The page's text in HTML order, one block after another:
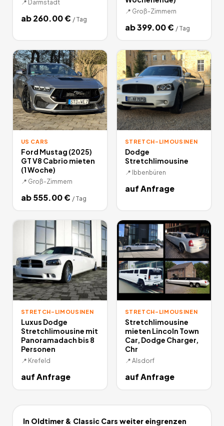
📍 Darmstadt
ab260.00€ / Tag
📍 Groß-Zimmern
ab399.00€ / Tag
US CARS
Ford Mustag (2025)
GT V8 Cabrio mieten
(1 Woche)
📍 Groß-Zimmern
ab555.00€ / Tag
STRETCH-LIMOUSINEN
Dodge
Stretchlimousine
📍 Ibbenbüren
auf Anfrage
STRETCH-LIMOUSINEN
Luxus Dodge
Stretchlimousine mit
Panoramadach bis 8
Personen
📍 Krefeld
auf Anfrage
STRETCH-LIMOUSINEN
Stretchlimousine
mieten Lincoln Town
Car, Dodge Charger,
Chr
📍 Alsdorf
auf Anfrage
In Oldtimer & Classic Cars weiter eingrenzen